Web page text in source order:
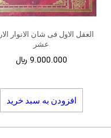
العقل الاول فی شان الانوار
عشر
9.000.000 ﷼
افزودن به سبد خرید